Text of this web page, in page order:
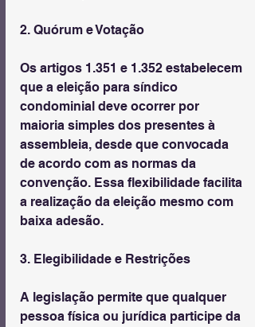
2. Quórum e Votação
Os artigos 1.351 e 1.352 estabelecem
que a eleição para síndico
condominial deve ocorrer por
maioria simples dos presentes à
assembleia, desde que convocada
de acordo com as normas da
convenção. Essa flexibilidade facilita
a realização da eleição mesmo com
baixa adesão.
3. Elegibilidade e Restrições
A legislação permite que qualquer
pessoa física ou jurídica participe da